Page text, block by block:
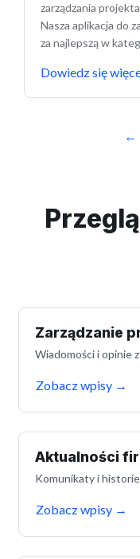
zarządzania
Nasza aplikacja do
za najlepszą w
Dowiedz się
←
Zarządzanie
Wiadomości i opinie
Zobacz wpisy →
Aktualności
Komunikaty i
Zobacz wpisy →